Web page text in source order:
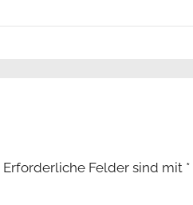
Erforderliche Felder sind mit *